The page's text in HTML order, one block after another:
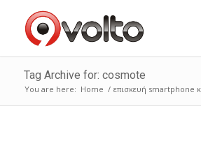
Tag Archive for: cosmote
You are here: Home / επισκευή smartphone